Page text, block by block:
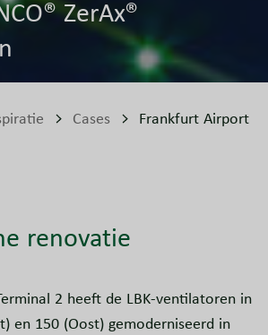
ZerAx®
Cases Frankfurt Airport
renovatie
2 heeft de LBK-ventilatoren in
en 150 (Oost) gemoderniseerd in